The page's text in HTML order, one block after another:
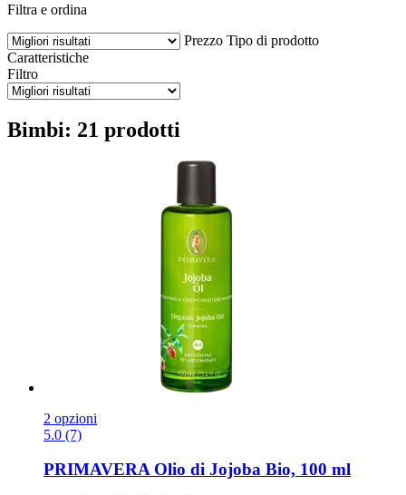
Filtra e ordina
Prezzo Tipo di prodotto
Caratteristiche
Filtro
Bimbi: 21 prodotti
2 opzioni
5.0 (7)
PRIMAVERAOlio di Jojoba Bio, 100 ml